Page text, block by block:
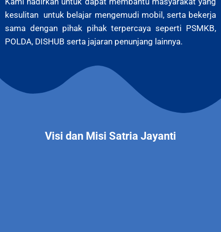
kesulitan untuk belajar mengemudi mobil, serta bekerja
sama dengan pihak pihak terpercaya seperti PSMKB,
POLDA, DISHUB serta jajaran penunjang lainnya.
Visi dan Misi Satria Jayanti